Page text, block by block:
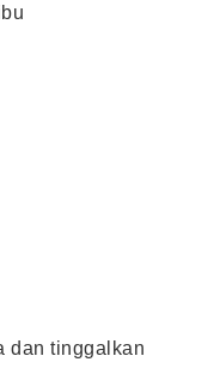
dan tinggalkan